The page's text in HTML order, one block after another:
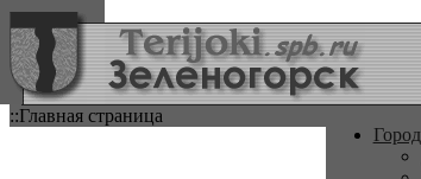
::Главная страница
Город